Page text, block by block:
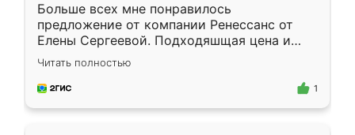
Больше всех мне понравилось
предложение от компании Ренессанс от
Елены Сергеевой. Подходяшщая цена и
короткие сроки изготовления. Приехавший
для замера сотрудник Владислав
предложил по моему эскизу самый
Читать полностью
1